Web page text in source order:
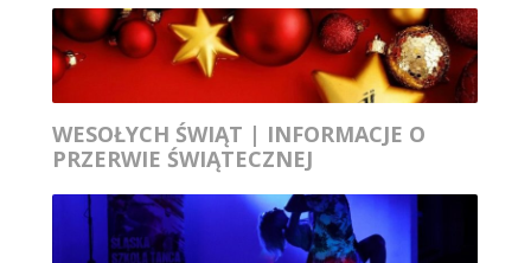
WESOŁYCH ŚWIĄT | INFORMACJE O
PRZERWIE ŚWIĄTECZNEJ